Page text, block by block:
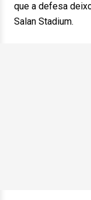
que a defesa
Salan Stadium.